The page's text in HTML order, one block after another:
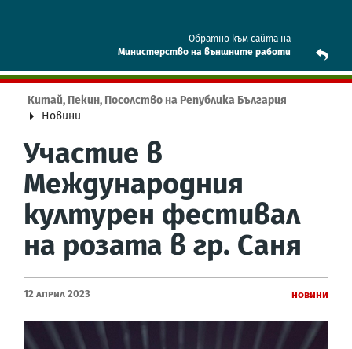
Обратно към сайта на
Mинистерство на външните работи
Китай, Пекин, Посолство на Република България
Новини
Участие в
Международния
културен фестивал
на розата в гр. Саня
12 Април 2023 Новини